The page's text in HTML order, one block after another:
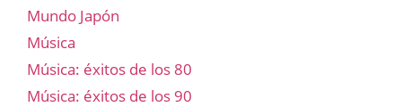
Mundo Japón
Música
Música: éxitos de los 80
Música: éxitos de los 90